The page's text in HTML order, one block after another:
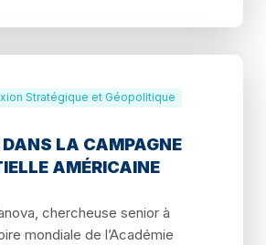
Stratégique et Géopolitique
DANS LA CAMPAGNE
AMÉRICAINE
chercheuse senior à
mondiale de l’Académie